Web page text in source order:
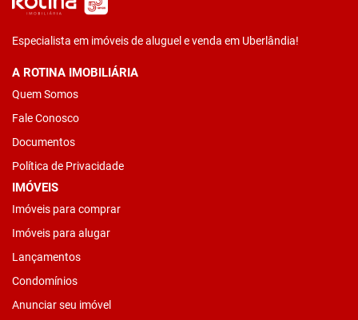
Especialista em imóveis de aluguel e venda em Uberlândia!
A ROTINA IMOBILIÁRIA
Quem Somos
Fale Conosco
Documentos
Política de Privacidade
IMÓVEIS
Imóveis para comprar
Imóveis para alugar
Lançamentos
Condomínios
Anunciar seu imóvel